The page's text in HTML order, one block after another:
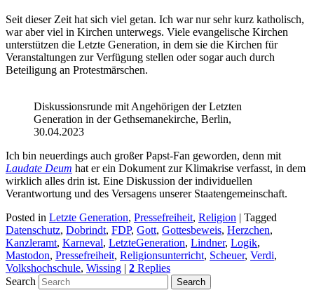
Seit dieser Zeit hat sich viel getan. Ich war nur sehr kurz katholisch,
war aber viel in Kirchen unterwegs. Viele evangelische Kirchen
unterstützen die Letzte Generation, in dem sie die Kirchen für
Veranstaltungen zur Verfügung stellen oder sogar auch durch
Beteiligung an Protestmärschen.
Diskussionsrunde mit Angehörigen der Letzten
Generation in der Gethsemanekirche, Berlin,
30.04.2023
Ich bin neuerdings auch großer Papst-Fan geworden, denn mit
Laudate Deum hat er ein Dokument zur Klimakrise verfasst, in dem
wirklich alles drin ist. Eine Diskussion der individuellen
Verantwortung und des Versagens unserer Staatengemeinschaft.
Posted in Letzte Generation, Pressefreiheit, Religion | Tagged
Datenschutz, Dobrindt, FDP, Gott, Gottesbeweis, Herzchen,
Kanzleramt, Karneval, LetzteGeneration, Lindner, Logik,
Mastodon, Pressefreiheit, Religionsunterricht, Scheuer, Verdi,
Volkshochschule, Wissing | 2 Replies
Search